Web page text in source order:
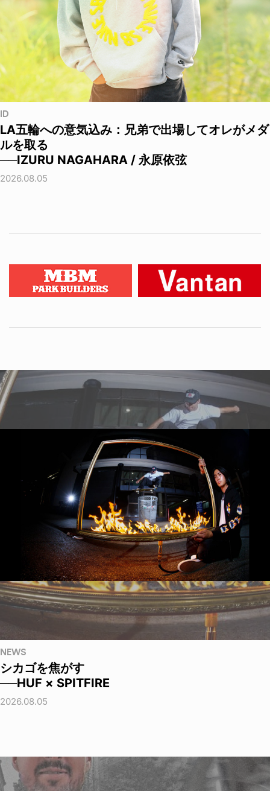
ID
LA五輪への意気込み：兄弟で出場してオレがメダ
ルを取る
──IZURU NAGAHARA / 永原依弦
2026.08.05
NEWS
シカゴを焦がす
──HUF × SPITFIRE
2026.08.05